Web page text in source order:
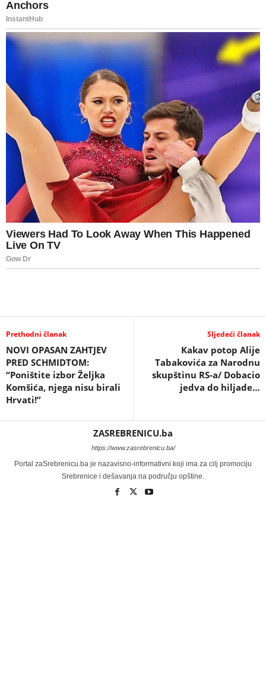
Prethodni članak
NOVI OPASAN ZAHTJEV
PRED SCHMIDTOM:
“Poništite izbor Željka
Komšića, njega nisu birali
Hrvati!”
Sljedeći članak
Kakav potop Alije
Tabakovića za Narodnu
skupštinu RS-a/ Dobacio
jedva do hiljade…
ZASREBRENICU.ba
https://www.zasrebrenicu.ba/
Portal zaSrebrenicu.ba je nazavisno-informativni koji ima za cilj promociju
Srebrenice i dešavanja na području opštine.